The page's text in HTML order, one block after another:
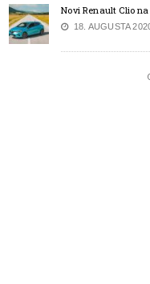
Novi Renault Clio
18. AUGUSTA